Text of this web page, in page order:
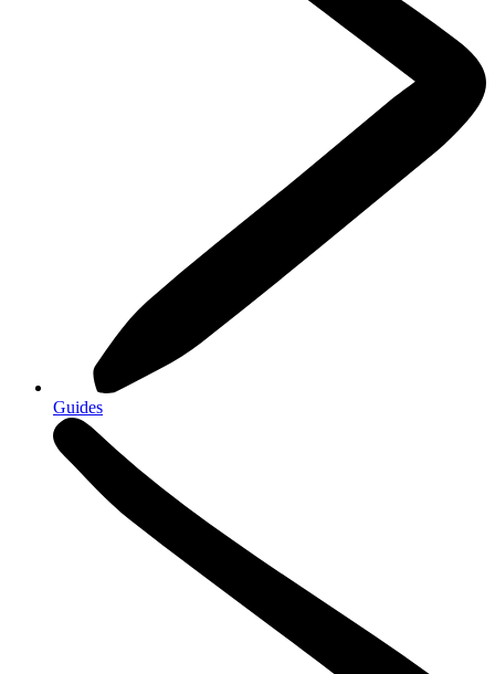
Guides